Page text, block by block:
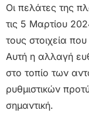
Οι πελάτες της
τις 5 Μαρτίου
τους στοιχεία
Αυτή η αλλαγή
στο τοπίο των
ρυθμιστικών
σημαντική.